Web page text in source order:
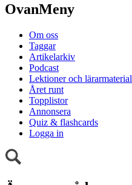
OvanMeny
Om oss
Taggar
Artikelarkiv
Podcast
Lektioner och lärarmaterial
Året runt
Topplistor
Annonsera
Quiz & flashcards
Logga in